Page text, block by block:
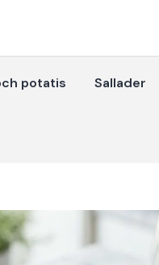
potatis Sallader